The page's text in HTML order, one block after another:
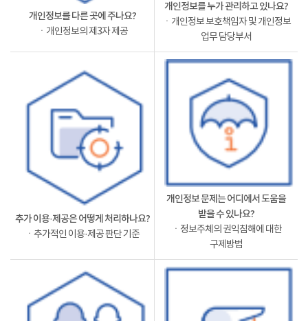
개인정보를 다른 곳에 주나요?
ㆍ개인정보의 제3자 제공
개인정보를 누가 관리하고 있나요?
ㆍ개인정보 보호책임자 및 개인정보
업무 담당부서
추가 이용·제공은 어떻게 처리하나요?
ㆍ추가적인 이용·제공 판단 기준
개인정보 문제는 어디에서 도움을
받을 수 있나요?
ㆍ정보주체의 권익침해에 대한
구제방법